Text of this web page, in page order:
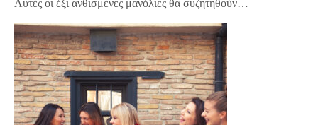
Αυτές οι έξι ανθισμένες μανόλιες θα συζητηθούν…